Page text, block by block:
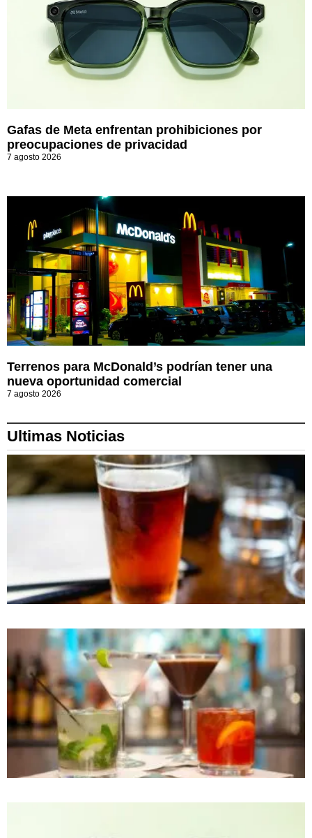
Gafas de Meta enfrentan prohibiciones por
preocupaciones de privacidad
7 agosto 2026
Terrenos para McDonald’s podrían tener una
nueva oportunidad comercial
7 agosto 2026
Ultimas Noticias